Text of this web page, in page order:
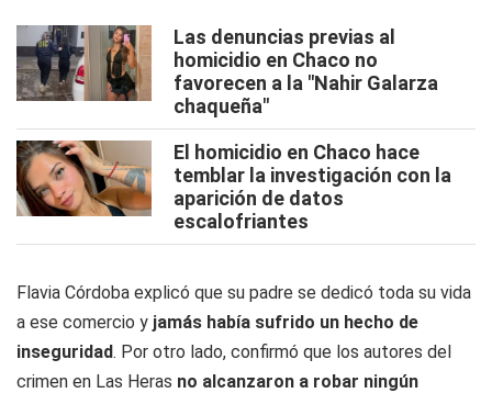
Las denuncias previas al
homicidio en Chaco no
favorecen a la "Nahir Galarza
chaqueña"
El homicidio en Chaco hace
temblar la investigación con la
aparición de datos
escalofriantes
Flavia Córdoba explicó que su padre se dedicó toda su vida
a ese comercio y jamás había sufrido un hecho de
inseguridad. Por otro lado, confirmó que los autores del
crimen en Las Heras no alcanzaron a robar ningún